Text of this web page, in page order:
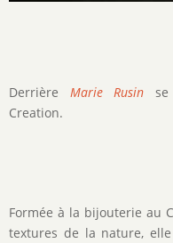
Derrière Marie Rusin se
Creation.
Formée à la bijouterie au
textures de la nature,